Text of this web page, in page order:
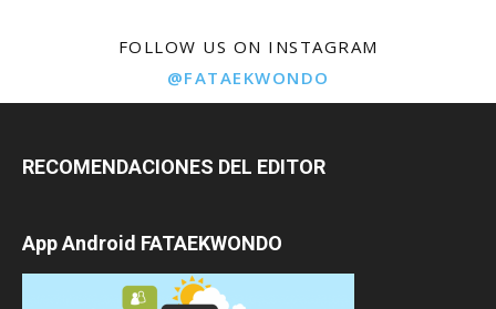
FOLLOW US ON INSTAGRAM
@FATAEKWONDO
RECOMENDACIONES DEL EDITOR
App Android FATAEKWONDO